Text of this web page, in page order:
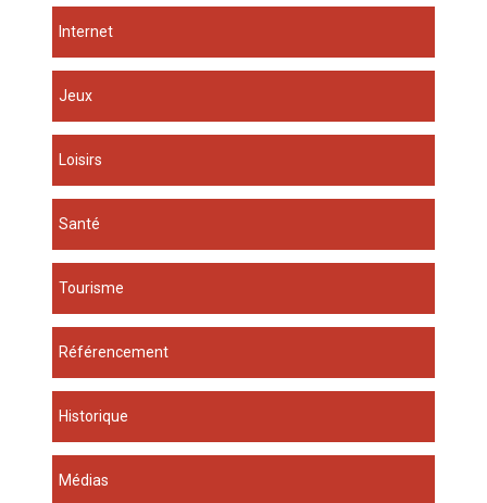
Internet
Jeux
Loisirs
Santé
Tourisme
Référencement
Historique
Médias